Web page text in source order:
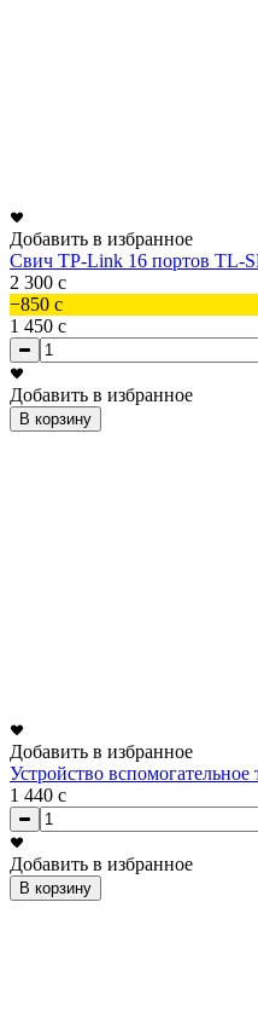
Добавить в избранное
Свич TP-Link 16 портов TL-
2 300 c
−850 c
1 450 c
Добавить в избранное
В корзину
Добавить в избранное
Устройство вспомогательное
1 440 c
Добавить в избранное
В корзину